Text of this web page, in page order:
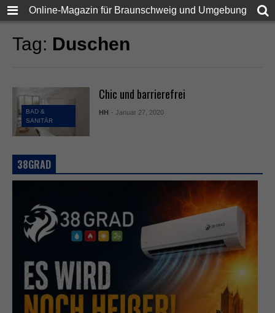
Online-Magazin für Braunschweig und Umgebung
Tag: Duschen
BAD &
SANITÄR
Chic und barrierefrei
HH - Januar 27, 2020
38GRAD